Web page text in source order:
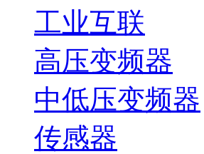
工业互联
高压变频器
中低压变频器
传感器